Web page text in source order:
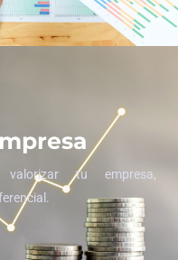
tu empresa,